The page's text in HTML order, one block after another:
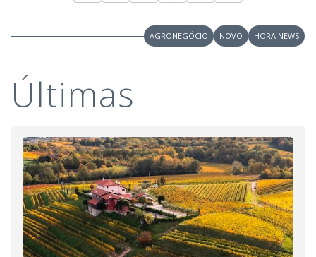
AGRONEGÓCIO NOVO HORA NEWS
Últimas